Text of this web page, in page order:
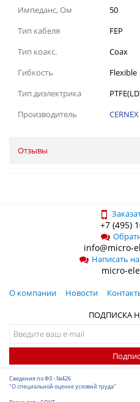
Импеданс, Ом
50
Тип кабеля
FEP
Тип коакс.
Coax
Гибкость
Flexible
Тип диэлектрика
Производитель
CERNEX
Отзывы
+7 (495)
info@micro-
Написать
micro-
О компании Новости
ПОДПИСКА
Сведения по ФЗ - №426
"О специальной оценке условий труда"